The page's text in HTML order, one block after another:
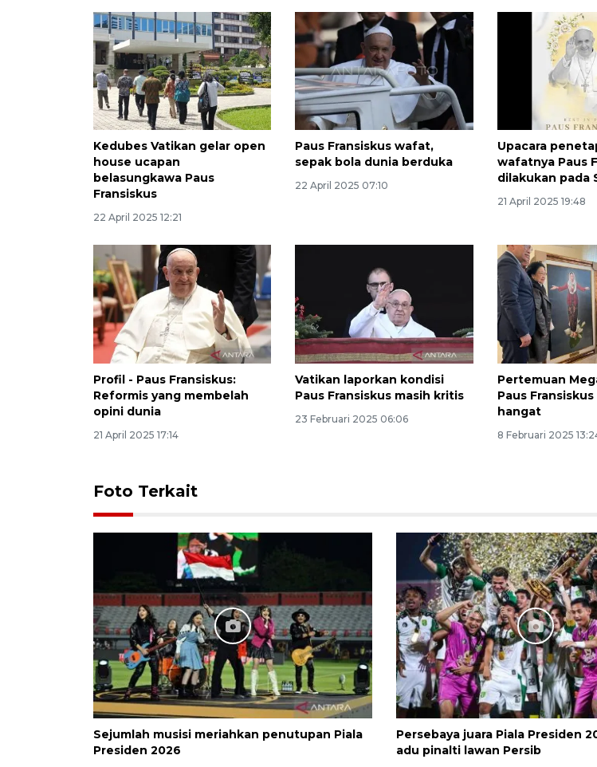
Kedubes Vatikan gelar open
house ucapan
belasungkawa Paus
Fransiskus
22 April 2025 12:21
Paus Fransiskus wafat,
sepak bola dunia berduka
22 April 2025 07:10
Upacara
wafatnya Paus
dilakukan pada
21 April 2025 19:48
Profil - Paus Fransiskus:
Reformis yang membelah
opini dunia
21 April 2025 17:14
Vatikan laporkan kondisi
Paus Fransiskus masih kritis
23 Februari 2025 06:06
Pertemuan
Paus
hangat
8 Februari 2025
Foto Terkait
Sejumlah musisi meriahkan penutupan Piala
Presiden 2026
Persebaya juara Piala Presiden
adu pinalti lawan Persib
Tiga matra TNI
kemampuan
Trisila Nusantara
latihan di Kepri
5 Agustus 2026 16:28
Polisi tetapkan
pengeroyokan
Tabanan
27 Juli 2026 22:32